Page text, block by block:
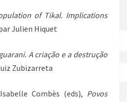
of Tikal. Implications
Julien Hiquet
A criação e a destrução
Zubizarreta
Combès (eds), Povos